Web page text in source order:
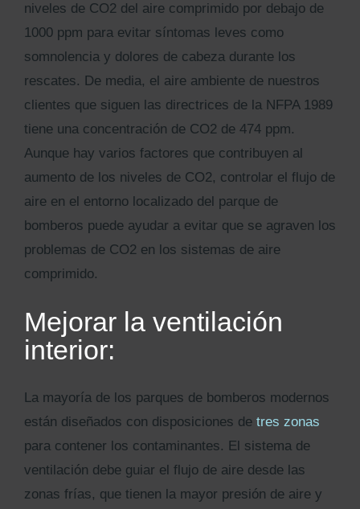
niveles de CO2 del aire comprimido por debajo de
1000 ppm para evitar síntomas leves como
somnolencia y dolores de cabeza durante los
rescates. De media, el aire ambiente de nuestros
clientes que siguen las directrices de la NFPA 1989
tiene una concentración de CO2 de 474 ppm.
Aunque hay varios factores que contribuyen al
aumento de los niveles de CO2, controlar el flujo de
aire en el entorno localizado del parque de
bomberos puede ayudar a evitar que se agraven los
problemas de CO2 en los sistemas de aire
comprimido.
Mejorar la ventilación
interior:
La mayoría de los parques de bomberos modernos
están diseñados con disposiciones de tres zonas
para contener los contaminantes. El sistema de
ventilación debe guiar el flujo de aire desde las
zonas frías, que tienen la mayor presión de aire y